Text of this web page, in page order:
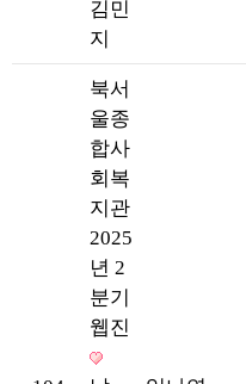
김민
지
북서
울종
합사
회복
지관
2025
년 2
분기
웹진